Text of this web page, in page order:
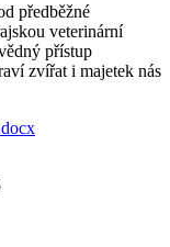
předběžné
veterinární
přístup
zvířat i majetek nás